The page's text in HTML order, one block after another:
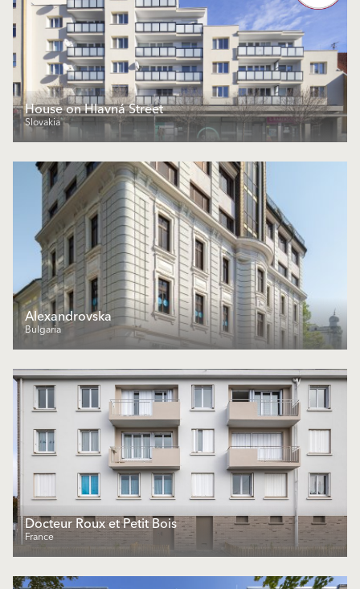
House on Hlavná Street
Slovakia
Alexandrovska
Bulgaria
Docteur Roux et Petit Bois
France